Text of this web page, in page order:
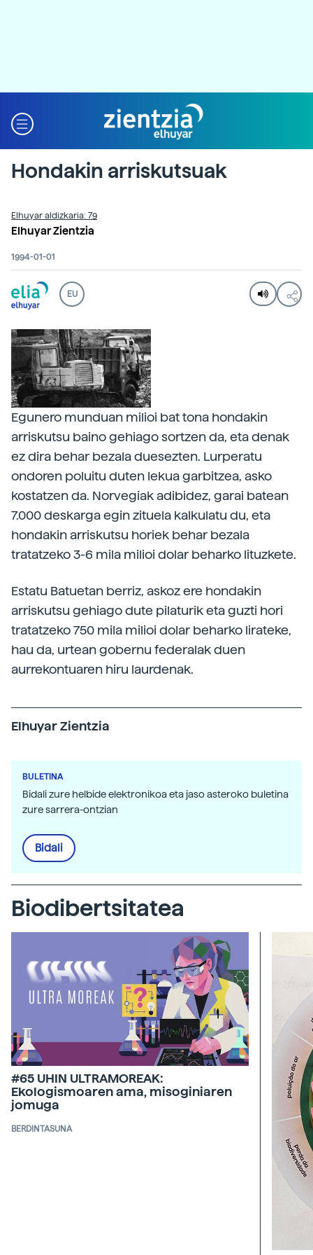
Hondakin arriskutsuak
Elhuyar aldizkaria: 79
Elhuyar Zientzia
1994-01-01
EU
Egunero munduan milioi bat tona hondakin
arriskutsu baino gehiago sortzen da, eta denak
ez dira behar bezala duesezten. Lurperatu
ondoren poluitu duten lekua garbitzea, asko
kostatzen da. Norvegiak adibidez, garai batean
7.000 deskarga egin zituela kalkulatu du, eta
hondakin arriskutsu horiek behar bezala
tratatzeko 3-6 mila milioi dolar beharko lituzkete.
Estatu Batuetan berriz, askoz ere hondakin
arriskutsu gehiago dute pilaturik eta guzti hori
tratatzeko 750 mila milioi dolar beharko lirateke,
hau da, urtean gobernu federalak duen
aurrekontuaren hiru laurdenak.
Elhuyar Zientzia
BULETINA
Bidali zure helbide elektronikoa eta jaso asteroko buletina
zure sarrera-ontzian
Bidali
Biodibertsitatea
#65 UHIN ULTRAMOREAK:
Ekologismoaren ama, misoginiaren
jomuga
BERDINTASUNA